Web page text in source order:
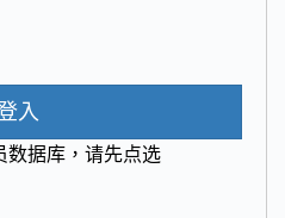
入
据库，请先点选